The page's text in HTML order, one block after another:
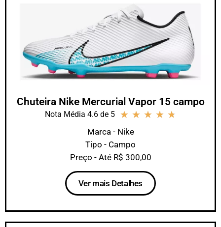
Chuteira Nike Mercurial Vapor 15 campo
Nota Média 4.6 de 5 ★ ★ ★ ★ ★
Marca - Nike
Tipo - Campo
Preço - Até R$ 300,00
Ver mais Detalhes